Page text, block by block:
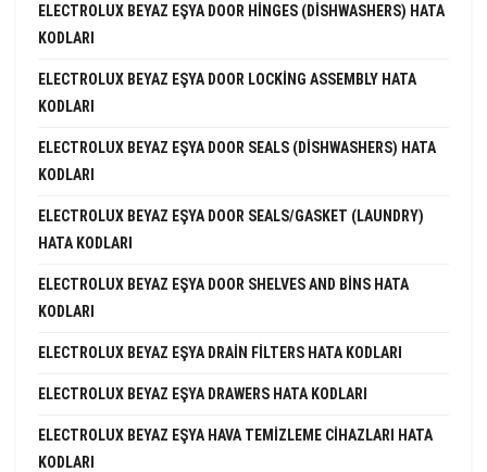
ELECTROLUX BEYAZ EŞYA DOOR HINGES (DISHWASHERS) HATA
KODLARI
ELECTROLUX BEYAZ EŞYA DOOR LOCKING ASSEMBLY HATA
KODLARI
ELECTROLUX BEYAZ EŞYA DOOR SEALS (DISHWASHERS) HATA
KODLARI
ELECTROLUX BEYAZ EŞYA DOOR SEALS/GASKET (LAUNDRY)
HATA KODLARI
ELECTROLUX BEYAZ EŞYA DOOR SHELVES AND BINS HATA
KODLARI
ELECTROLUX BEYAZ EŞYA DRAIN FILTERS HATA KODLARI
ELECTROLUX BEYAZ EŞYA DRAWERS HATA KODLARI
ELECTROLUX BEYAZ EŞYA HAVA TEMIZLEME CIHAZLARI HATA
KODLARI